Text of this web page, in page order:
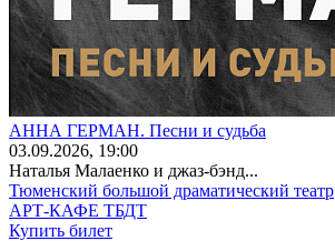
АННА ГЕРМАН. Песни и судьба
03.09.2026, 19:00
Наталья Малаенко и джаз-бэнд...
Тюменский большой драматический театр
АРТ-КАФЕ ТБДТ
Купить билет